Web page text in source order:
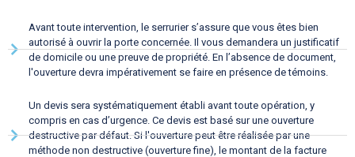
Avant toute intervention, le serrurier s’assure que vous êtes bien
autorisé à ouvrir la porte concernée. Il vous demandera un justificatif
de domicile ou une preuve de propriété. En l’absence de document,
l'ouverture devra impérativement se faire en présence de témoins.
Un devis sera systématiquement établi avant toute opération, y
compris en cas d’urgence. Ce devis est basé sur une ouverture
destructive par défaut. Si l'ouverture peut être réalisée par une
méthode non destructive (ouverture fine), le montant de la facture